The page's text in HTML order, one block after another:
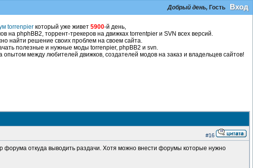
Добрый день, Гость Вход
torrenpier который уже живет 5900-й день,
на phphBB2, торрент-трекеров на движках torrentpier и SVN всех версий.
найти решение своих проблем на своем сайта.
полезные и нужные моды torrenpier, phpBB2 и svn.
между любителей движков, создателей модов на заказ и владельцев сайтов!
#16
форума откуда выводить раздачи. Хотя можно внести форумы которые нужно